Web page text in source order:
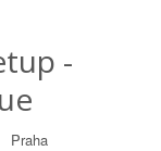
-
Praha